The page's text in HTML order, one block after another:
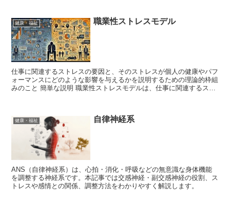
健康・福祉 職業性ストレスモデル
仕事に関連するストレスの要因と、そのストレスが個人の健康やパフ
ォーマンスにどのような影響を与えるかを説明するための理論的枠組
みのこと 簡単な説明 職業性ストレスモデルは、仕事に関連するスト
健康・福祉 自律神経系
ANS（自律神経系）は、心拍・消化・呼吸などの無意識な身体機能
を調整する神経系です。本記事では交感神経・副交感神経の役割、ス
トレスや感情との関係、調整方法をわかりやすく解説します。